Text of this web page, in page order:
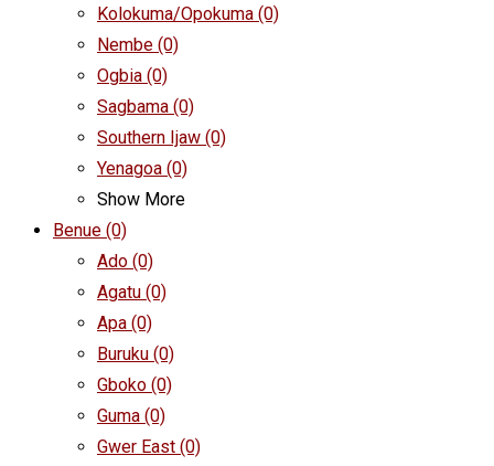
Kolokuma/Opokuma (0)
Nembe (0)
Ogbia (0)
Sagbama (0)
Southern Ijaw (0)
Yenagoa (0)
Show More
Benue (0)
Ado (0)
Agatu (0)
Apa (0)
Buruku (0)
Gboko (0)
Guma (0)
Gwer East (0)